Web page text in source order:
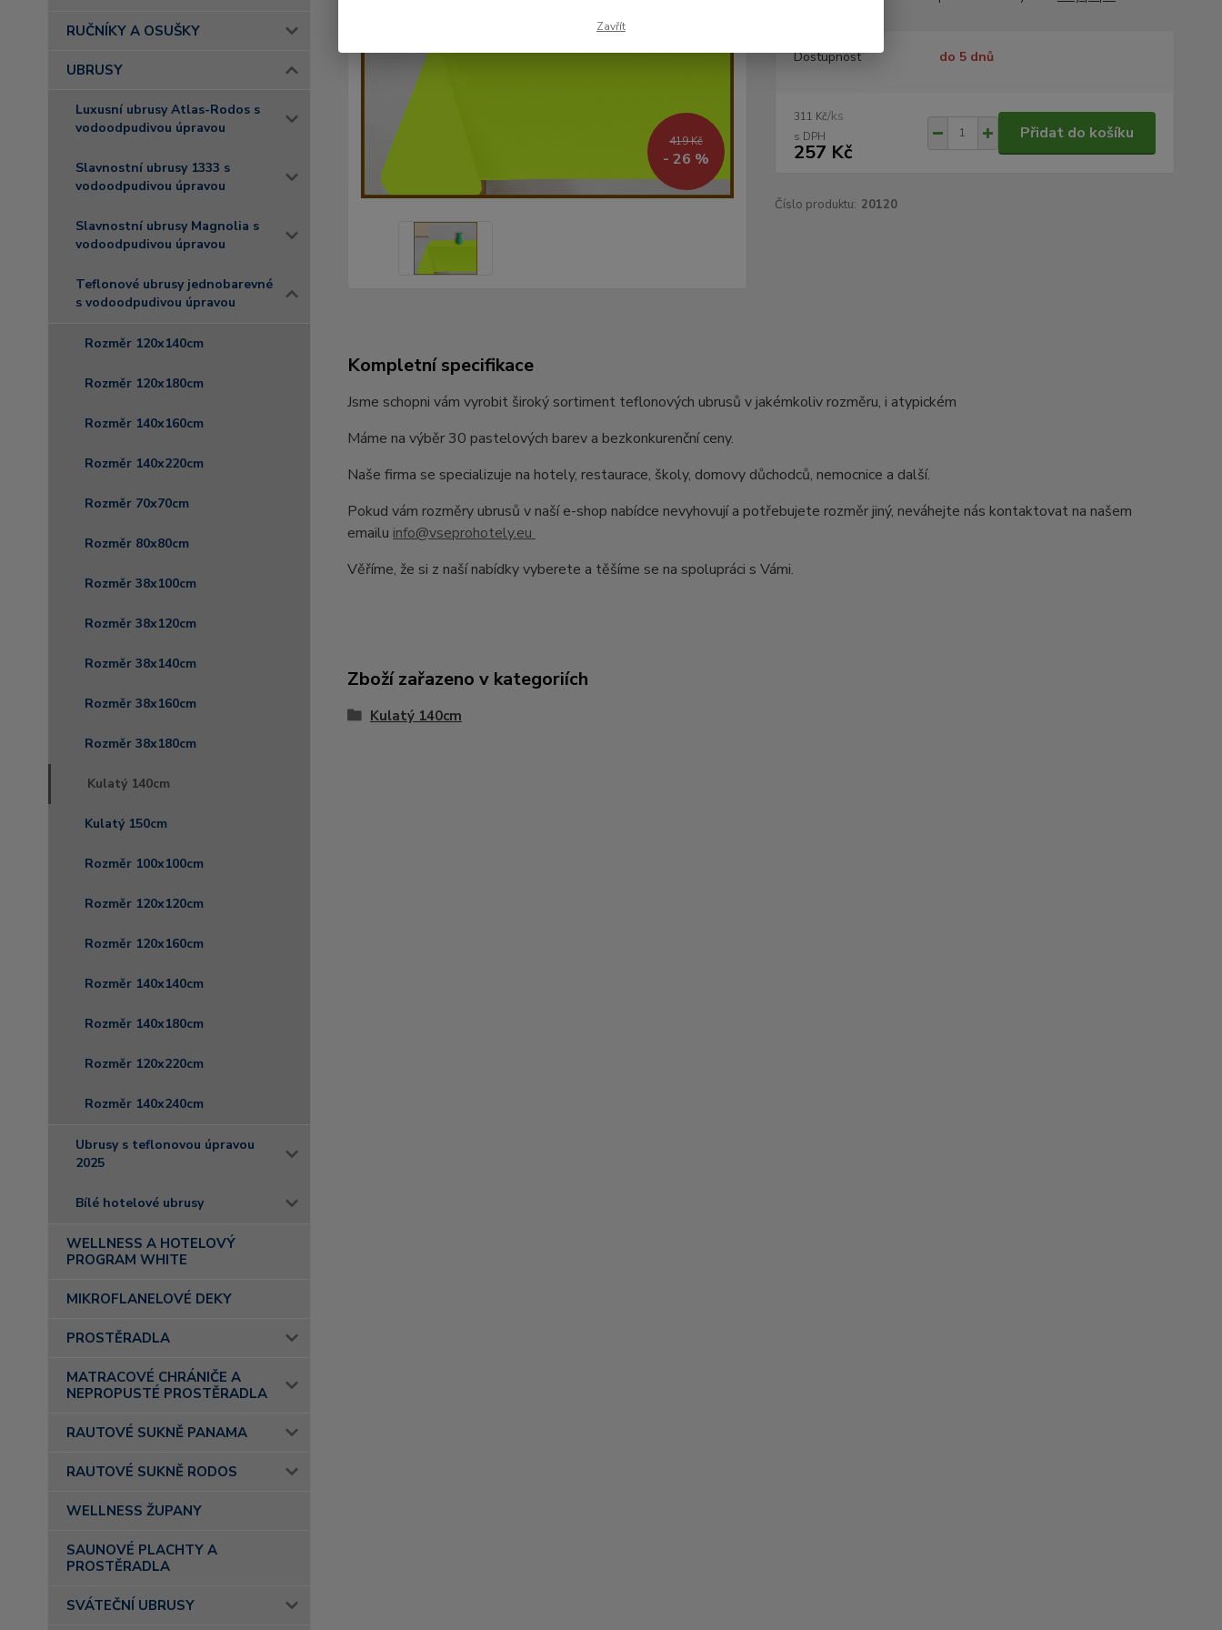
RUČNÍKY A OSUŠKY
UBRUSY
Luxusní ubrusy Atlas-Rodos s
vodoodpudivou úpravou
Slavnostní ubrusy 1333 s
vodoodpudivou úpravou
Slavnostní ubrusy Magnolia s
vodoodpudivou úpravou
Teflonové ubrusy jednobarevné
s vodoodpudivou úpravou
Rozměr 120x140cm
Rozměr 120x180cm
Rozměr 140x160cm
Rozměr 140x220cm
Rozměr 70x70cm
Rozměr 80x80cm
Rozměr 38x100cm
Rozměr 38x120cm
Rozměr 38x140cm
Rozměr 38x160cm
Rozměr 38x180cm
Kulatý 140cm
Kulatý 150cm
Rozměr 100x100cm
Rozměr 120x120cm
Rozměr 120x160cm
Rozměr 140x140cm
Rozměr 140x180cm
Rozměr 120x220cm
Rozměr 140x240cm
Ubrusy s teflonovou úpravou
2025
Bílé hotelové ubrusy
WELLNESS A HOTELOVÝ
PROGRAM WHITE
MIKROFLANELOVÉ DEKY
PROSTĚRADLA
MATRACOVÉ CHRÁNIČE A
NEPROPUSTÉ PROSTĚRADLA
RAUTOVÉ SUKNĚ PANAMA
RAUTOVÉ SUKNĚ RODOS
WELLNESS ŽUPANY
SAUNOVÉ PLACHTY A
PROSTĚRADLA
SVÁTEČNÍ UBRUSY
419 Kč
- 26 %
Dostupnost do 5 dnů
311 Kč/ks
257 Kč
Přidat do košíku
Číslo produktu: 20120
Kompletní specifikace
Jsme schopni vám vyrobit široký sortiment teflonových ubrusů v jakémkoliv rozměru, i atypickém
Máme na výběr 30 pastelových barev a bezkonkurenční ceny.
Naše firma se specializuje na hotely, restaurace, školy, domovy důchodců, nemocnice a další.
Pokud vám rozměry ubrusů v naší e-shop nabídce nevyhovují a potřebujete rozměr jiný, neváhejte nás kontaktovat na našem
emailu info@vseprohotely.eu
Věříme, že si z naší nabídky vyberete a těšíme se na spolupráci s Vámi.
Zboží zařazeno v kategoriích
Kulatý 140cm
Zavřít